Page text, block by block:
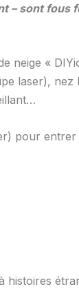
– sont fous
neige «
laser),
pour entrer
histoires